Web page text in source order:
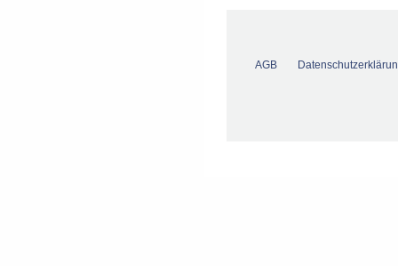
AGB